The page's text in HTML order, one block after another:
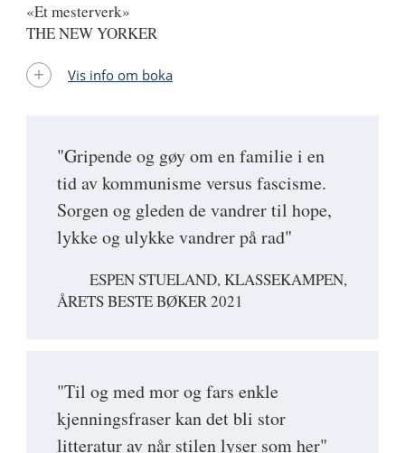
"Gripende og gøy om en familie i en
tid av kommunisme versus fascisme.
Sorgen og gleden de vandrer til hope,
lykke og ulykke vandrer på rad"
ESPEN STUELAND, KLASSEKAMPEN,
ÅRETS BESTE BØKER 2021
"Til og med mor og fars enkle
kjenningsfraser kan det bli stor
litteratur av når stilen lyser som her"
«Et mesterverk»
THE NEW YORKER
Vis info om boka